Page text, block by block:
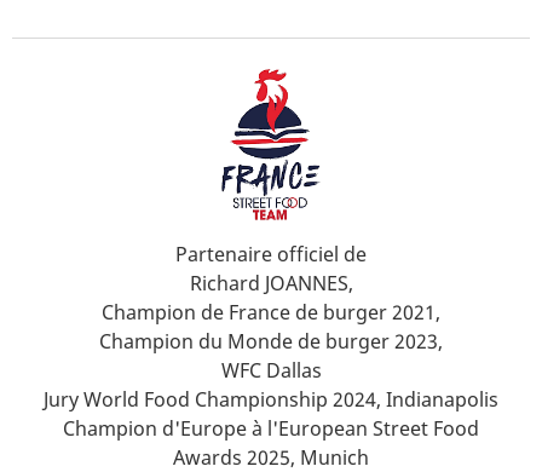
Partenaire officiel de
Richard JOANNES,
Champion de France de burger 2021,
Champion du Monde de burger 2023,
WFC Dallas
Jury World Food Championship 2024, Indianapolis
Champion d'Europe à l'European Street Food
Awards 2025, Munich